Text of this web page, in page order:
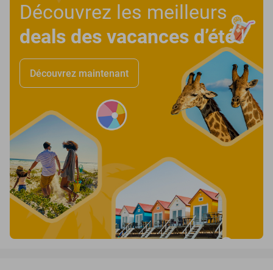
Découvrez les meilleurs
deals des vacances d’été!
Découvrez maintenant